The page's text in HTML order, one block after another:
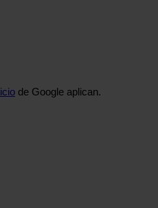
de Google aplican.